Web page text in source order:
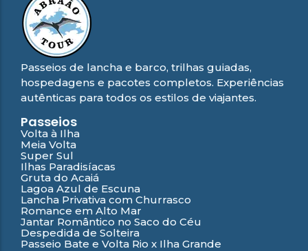
Passeios de lancha e barco, trilhas guiadas,
hospedagens e pacotes completos. Experiências
autênticas para todos os estilos de viajantes.
Passeios
Volta à Ilha
Meia Volta
Super Sul
Ilhas Paradisíacas
Gruta do Acaiá
Lagoa Azul de Escuna
Lancha Privativa com Churrasco
Romance em Alto Mar
Jantar Romântico no Saco do Céu
Despedida de Solteira
Passeio Bate e Volta Rio x Ilha Grande